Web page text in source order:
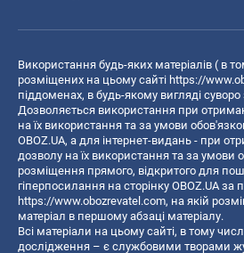
Використання будь-яких матеріалів ( в
розміщених на цьому сайті https://
піддоменах, в будь-якому вигляді
Дозволяється використання при
на їх використання та за умови
OBOZ.UA, а для інтернет-видань - при
дозволу на їх використання та за умови
розміщення прямого, відкритого для
гіперпосилання на сторінку OBOZ.UA
https://www.obozrevatel.com, на якій
матеріал в першому абзаці матеріалу.
Всі матеріали на цьому сайті, в тому
дослідження – є службовими творами